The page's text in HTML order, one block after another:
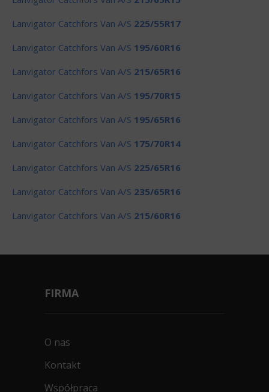
Lanvigator Catchfors Van A/S 225/55R17
Lanvigator Catchfors Van A/S 195/60R16
Lanvigator Catchfors Van A/S 215/65R16
Lanvigator Catchfors Van A/S 195/70R15
Lanvigator Catchfors Van A/S 195/65R16
Lanvigator Catchfors Van A/S 175/70R14
Lanvigator Catchfors Van A/S 225/65R16
Lanvigator Catchfors Van A/S 235/65R16
Lanvigator Catchfors Van A/S 215/60R16
FIRMA
O nas
Kontakt
Współpraca